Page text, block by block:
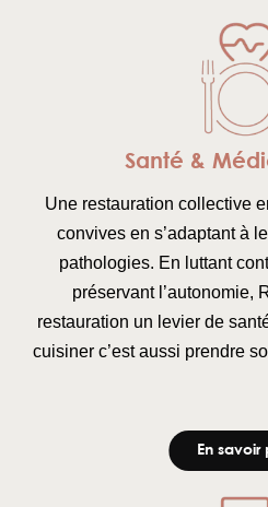
Santé &
Une restauration collective
convives en s’adaptant à
pathologies. En luttant
préservant l’autonomie,
restauration un levier de
cuisiner c’est aussi prendre
En savoir